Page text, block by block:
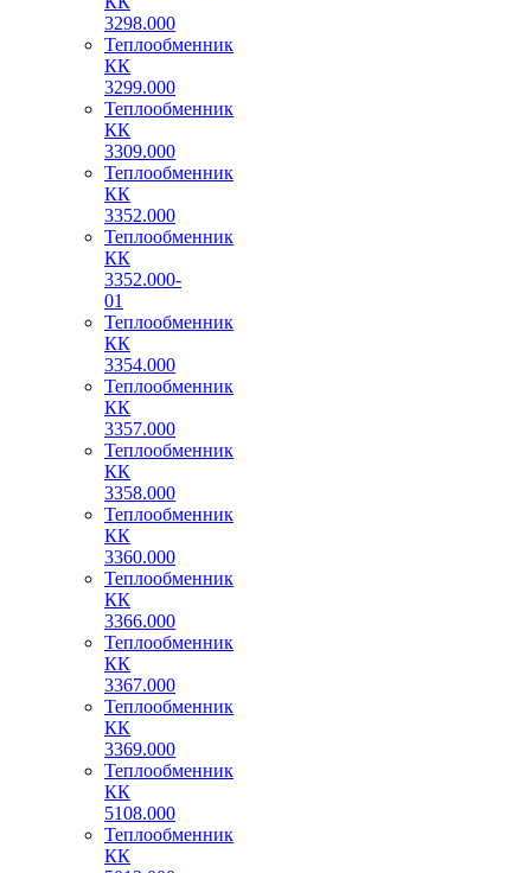
3298.000
Теплообменник
КК
3299.000
Теплообменник
КК
3309.000
Теплообменник
КК
3352.000
Теплообменник
КК
3352.000-
01
Теплообменник
КК
3354.000
Теплообменник
КК
3357.000
Теплообменник
КК
3358.000
Теплообменник
КК
3360.000
Теплообменник
КК
3366.000
Теплообменник
КК
3367.000
Теплообменник
КК
3369.000
Теплообменник
КК
5108.000
Теплообменник
КК